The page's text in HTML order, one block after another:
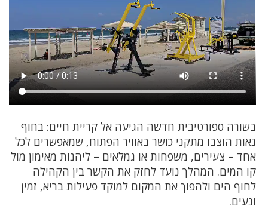
בשורה ספורטיבית חדשה הגיעה אל קריית חיים: בחוף
נאות הוצבו מתקני כושר באוויר הפתוח, שמאפשרים לכל
אחד – צעירים, משפחות או גמלאים – ליהנות מאימון מול
קו המים. המהלך נועד לחזק את הקשר בין הקהילה
לחוף הים ולהפוך את המקום למוקד פעילות בריא, זמין
ונעים.